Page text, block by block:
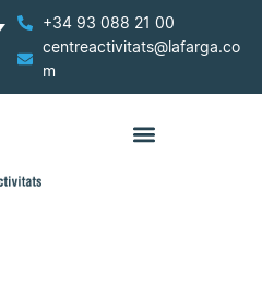
+34 93 088 21 00
centreactivitats@lafarga.co
m